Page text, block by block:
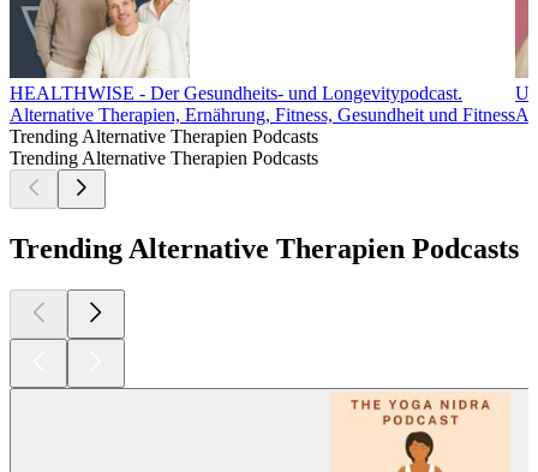
HEALTHWISE - Der Gesundheits- und Longevitypodcast.
Alternative Therapien, Ernährung, Fitness, Gesundheit und Fitness
Trending Alternative Therapien Podcasts
Trending Alternative Therapien Podcasts
Trending Alternative Therapien Podcasts